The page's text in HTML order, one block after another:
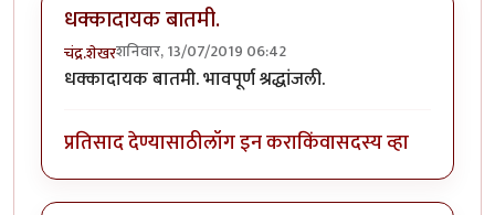
धक्कादायक बातमी.
चंद्र.शेखरशनिवार, 13/07/2019 06:42
धक्कादायक बातमी. भावपूर्ण श्रद्धांजली.
प्रतिसाद देण्यासाठीलॉग इन कराकिंवासदस्य व्हा